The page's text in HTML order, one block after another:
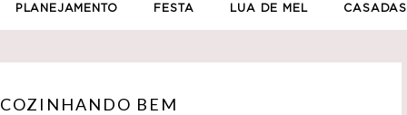
PLANEJAMENTO FESTA LUA DE MEL CASADAS
COZINHANDO BEM